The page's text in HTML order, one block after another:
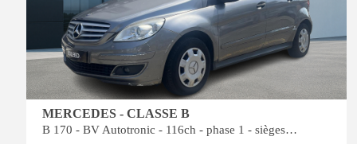
MERCEDES - CLASSE B
B 170 - BV Autotronic - 116ch - phase 1 - sièges électriques